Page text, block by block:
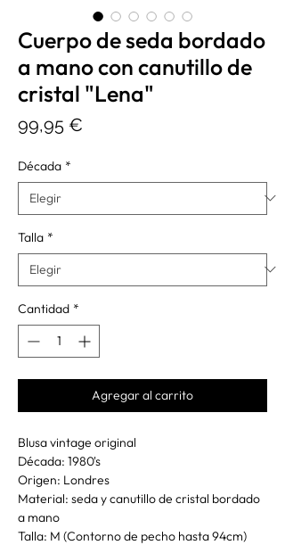
Cuerpo de seda bordado
a mano con canutillo de
cristal "Lena"
99,95 €
Década *
Talla *
Cantidad *
Agregar al carrito
Blusa vintage original
Década: 1980's
Origen: Londres
Material: seda y canutillo de cristal bordado
a mano
Talla: M (Contorno de pecho hasta 94cm)